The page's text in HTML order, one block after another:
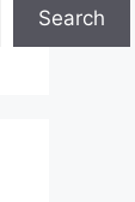
Search